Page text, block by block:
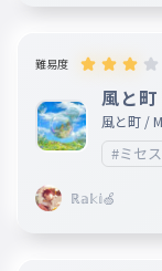
難易度
風と町
風と町 /
#ミセス
ℝ𝕒𝕜𝕚🍏